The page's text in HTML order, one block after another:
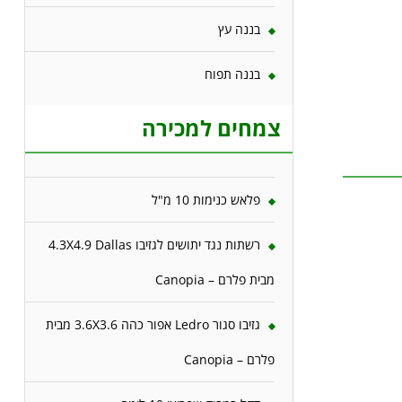
בננה עץ
בננה תפוח
צמחים למכירה
פלאש כנימות 10 מ"ל
רשתות נגד יתושים לגזיבו 4.3X4.9 Dallas
מבית פלרם – Canopia
גזיבו סגור Ledro אפור כהה 3.6X3.6 מבית
פלרם – Canopia